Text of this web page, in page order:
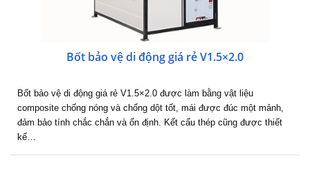
Bốt bảo vệ di động giá rẻ V1.5×2.0
Bốt bảo vệ di động giá rẻ V1.5×2.0 được làm bằng vật liệu
composite chống nóng và chống dột tốt, mái được đúc một mảnh,
đảm bảo tính chắc chắn và ổn định. Kết cấu thép cũng được thiết
kế…